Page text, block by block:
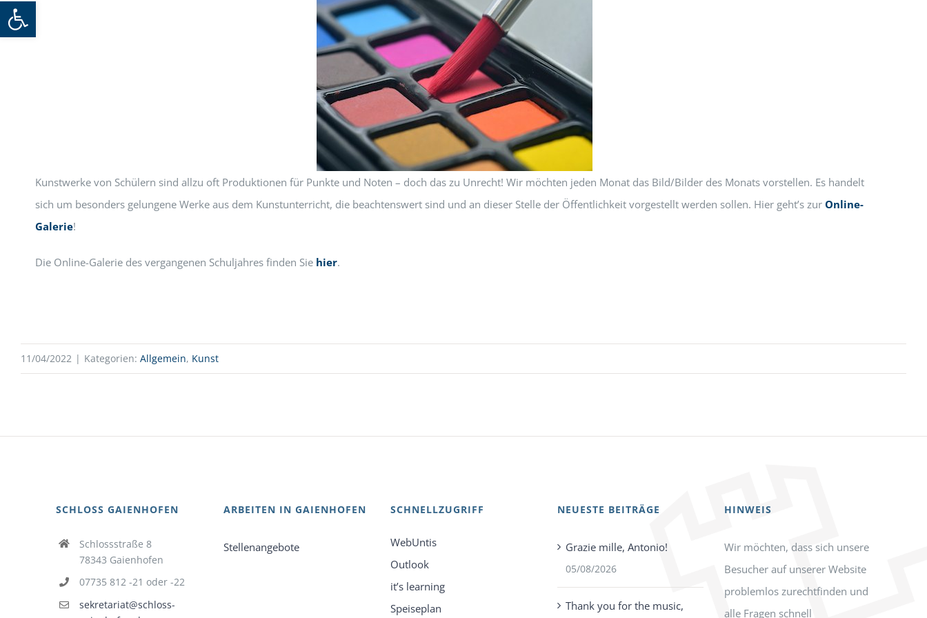
Werkzeugleiste öffnen
Kunstwerke von Schülern sind allzu oft Produktionen für Punkte und Noten – doch das zu Unrecht! Wir möchten jeden Monat das Bild/Bilder des Monats vorstellen. Es handelt
sich um besonders gelungene Werke aus dem Kunstunterricht, die beachtenswert sind und an dieser Stelle der Öffentlichkeit vorgestellt werden sollen. Hier geht’s zurOnline-
Galerie!
Die Online-Galerie des vergangenen Schuljahres finden Sie hier.
11/04/2022 | Kategorien: Allgemein, Kunst
SCHLOSS GAIENHOFEN
Schlossstraße 8
78343 Gaienhofen
07735 812 -21 oder -22
sekretariat@schloss-
ARBEITEN IN GAIENHOFEN
Stellenangebote
SCHNELLZUGRIFF
WebUntis
Outlook
it’s learning
Speiseplan
NEUESTE BEITRÄGE
Grazie mille, Antonio!
05/08/2026
Thank you for the music,
HINWEIS
Wir möchten, dass sich unsere
Besucher auf unserer Website
problemlos zurechtfinden und
alle Fragen schnell